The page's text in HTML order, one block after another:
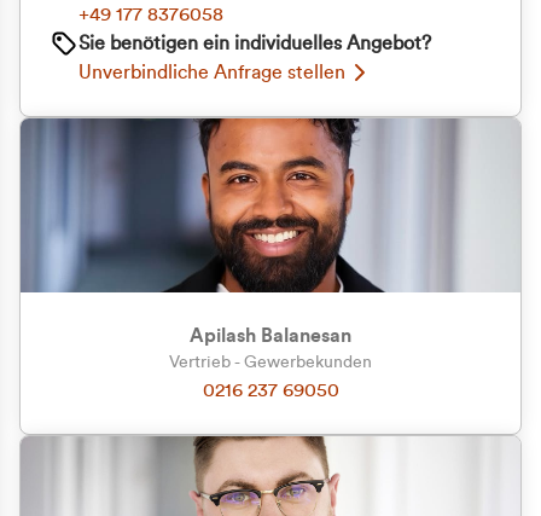
+49 177 8376058
Sie benötigen ein individuelles Angebot?
Unverbindliche Anfrage stellen
Apilash Balanesan
Vertrieb - Gewerbekunden
0216 237 69050